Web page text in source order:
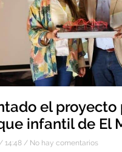
el
infantil de El
14:48 No hay comentarios